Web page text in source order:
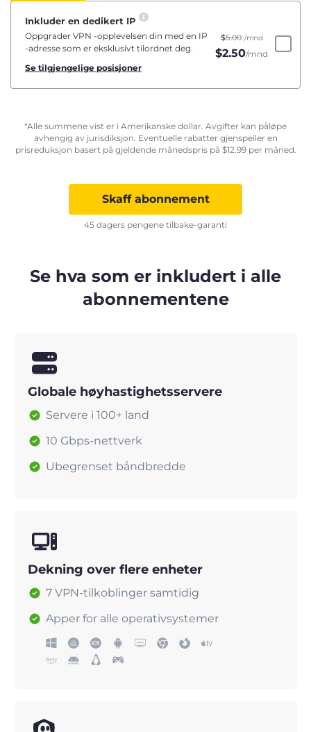
Inkluder en dedikert IP
Oppgrader VPN -opplevelsen din med en IP
-adresse som er eksklusivt tilordnet deg.
Se tilgjengelige posisjoner
$5.00 /mnd
$2.50/mnd
*Alle summene vist er i Amerikanske dollar. Avgifter kan påløpe
avhengig av jurisdiksjon. Eventuelle rabatter gjenspeiler en
prisreduksjon basert på gjeldende månedspris på $12.99per måned.
Skaff abonnement
45 dagers pengene tilbake-garanti
Se hva som er inkludert i alle
abonnementene
Globale høyhastighetsservere
Servere i 100+ land
10 Gbps-nettverk
Ubegrenset båndbredde
Dekning over flere enheter
7 VPN-tilkoblinger samtidig
Apper for alle operativsystemer